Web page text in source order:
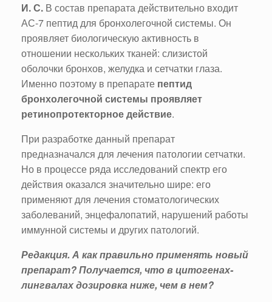
И. С. В состав препарата действительно входит
АС-7 пептид для бронхолегочной системы. Он
проявляет биологическую активность в
отношении нескольких тканей: слизистой
оболочки бронхов, желудка и сетчатки глаза.
Именно поэтому в препарате пептид
бронхолегочной системы проявляет
ретинопротекторное действие.
При разработке данный препарат
предназначался для лечения патологии сетчатки.
Но в процессе ряда исследований спектр его
действия оказался значительно шире: его
применяют для лечения стоматологических
заболеваний, энцефалопатий, нарушений работы
иммунной системы и других патологий.
Редакция. А как правильно применять новый
препарат? Получается, что в цитогенах-
лингвалах дозировка ниже, чем в нем?